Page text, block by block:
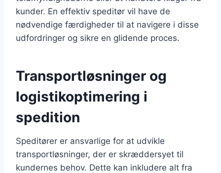
kunder. En effektiv speditør vil have de
nødvendige færdigheder til at navigere i disse
udfordringer og sikre en glidende proces.
Transportløsninger og
logistikoptimering i
spedition
Speditører er ansvarlige for at udvikle
transportløsninger, der er skræddersyet til
kundernes behov. Dette kan inkludere alt fra